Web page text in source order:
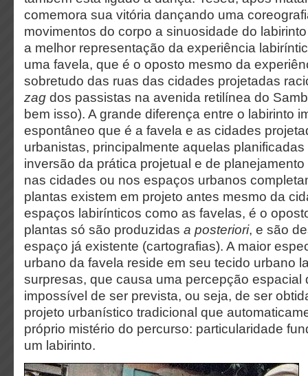
comemora sua vitória dançando uma
movimentos do corpo a sinuosidade do
a melhor representação da experiência
uma favela, que é o oposto mesmo da
sobretudo das ruas das cidades projetadas
zag dos passistas na avenida retilínea do
bem isso). A grande diferença entre o labirinto
espontâneo que é a favela e as cidades
urbanistas, principalmente aquelas planificadas
inversão da prática projetual e de
nas cidades ou nos espaços urbanos
plantas existem em projeto antes mesmo da
espaços labirínticos como as favelas, é o
plantas só são produzidas a posteriori, e são
espaço já existente (cartografias). A maior
urbano da favela reside em seu tecido urbano
surpresas, que causa uma percepção espacial
impossível de ser prevista, ou seja, de ser
projeto urbanístico tradicional que
próprio mistério do percurso: particularidade
um labirinto.